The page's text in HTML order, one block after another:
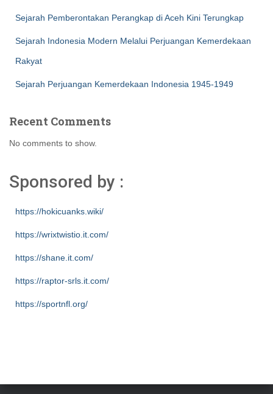
Sejarah Pemberontakan Perangkap di Aceh Kini Terungkap
Sejarah Indonesia Modern Melalui Perjuangan Kemerdekaan
Rakyat
Sejarah Perjuangan Kemerdekaan Indonesia 1945-1949
Recent Comments
No comments to show.
Sponsored by :
https://hokicuanks.wiki/
https://wrixtwistio.it.com/
https://shane.it.com/
https://raptor-srls.it.com/
https://sportnfl.org/